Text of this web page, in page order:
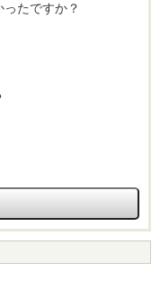
たですか？